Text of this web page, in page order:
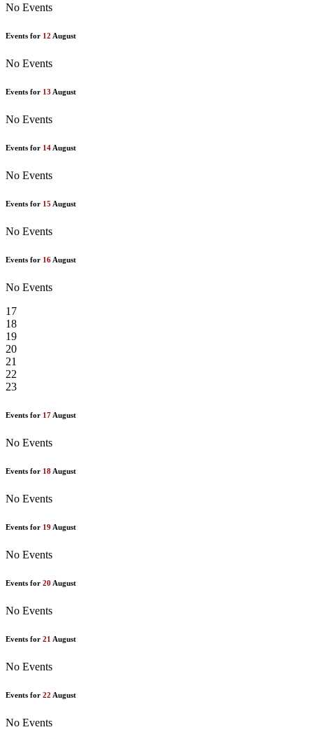
No Events
Events for 12 August
No Events
Events for 13 August
No Events
Events for 14 August
No Events
Events for 15 August
No Events
Events for 16 August
No Events
17
18
19
20
21
22
23
Events for 17 August
No Events
Events for 18 August
No Events
Events for 19 August
No Events
Events for 20 August
No Events
Events for 21 August
No Events
Events for 22 August
No Events